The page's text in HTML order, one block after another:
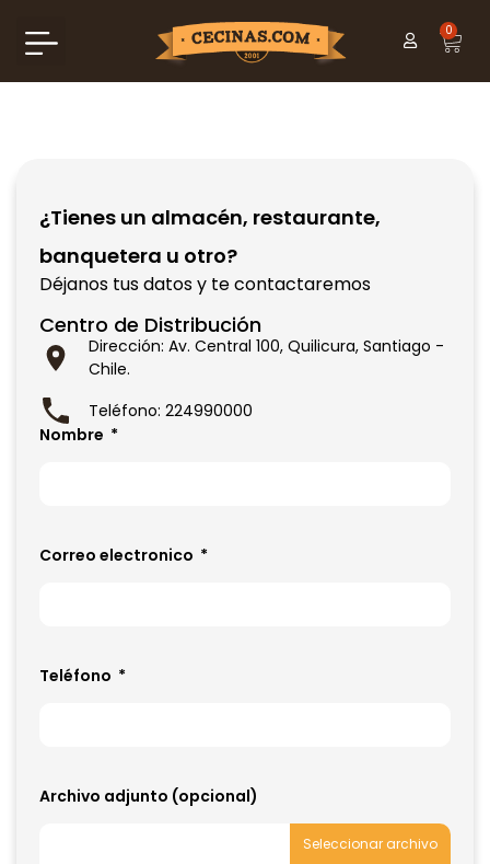
0
¿Tienes un almacén, restaurante,
banquetera u otro?
Déjanos tus datos y te contactaremos
Centro de Distribución
Dirección: Av. Central 100, Quilicura, Santiago -
Chile.
Teléfono: 224990000
Nombre
Correo electronico
Teléfono
Archivo adjunto (opcional)